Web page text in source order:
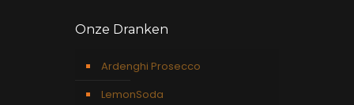
Onze Dranken
Ardenghi Prosecco
LemonSoda